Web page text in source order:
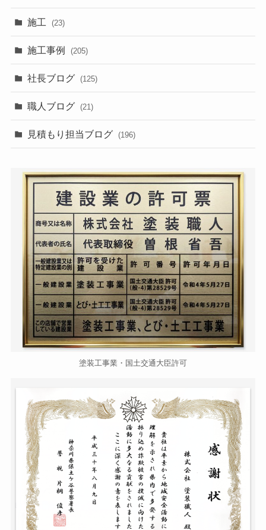
施工 (23)
施工事例 (205)
社長ブログ (125)
職人ブログ (21)
見積もり担当ブログ (196)
塗装工事業・国土交通大臣許可